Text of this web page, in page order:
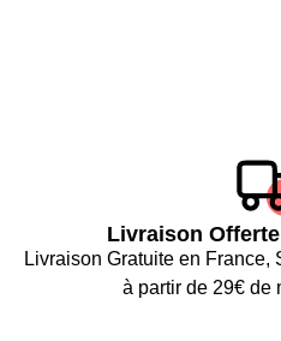
Livraison
Livraison Gratuite en
à partir de 29€ de